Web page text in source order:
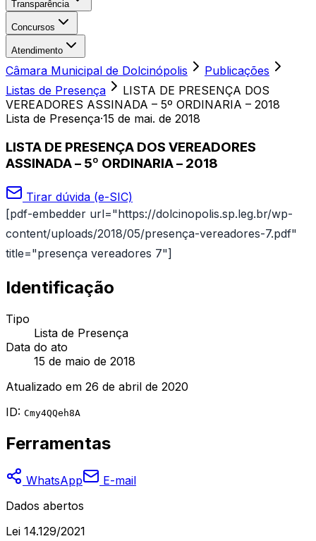
Transparência
Concursos
Atendimento
Câmara Municipal de Dolcinópolis
Publicações
Listas de Presença
LISTA DE PRESENÇA DOS
VEREADORES ASSINADA – 5º ORDINARIA – 2018
Lista de Presença·15 de mai. de 2018
LISTA DE PRESENÇA DOS VEREADORES
ASSINADA – 5º ORDINARIA – 2018
Tirar dúvida (e-SIC)
[pdf-embedder url="https://dolcinopolis.sp.leg.br/wp-
content/uploads/2018/05/presença-vereadores-7.pdf"
title="presença vereadores 7"]
Identificação
Tipo
Lista de Presença
Data do ato
15 de maio de 2018
Atualizado em 26 de abril de 2020
ID: Cmy4QQeh8A
Ferramentas
WhatsApp
E-mail
Dados abertos
Lei 14.129/2021